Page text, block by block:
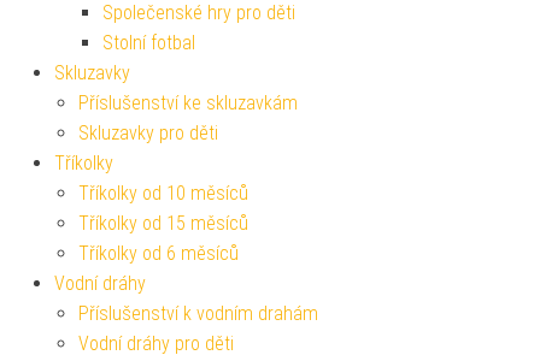
Společenské hry pro děti
Stolní fotbal
Skluzavky
Příslušenství ke skluzavkám
Skluzavky pro děti
Tříkolky
Tříkolky od 10 měsíců
Tříkolky od 15 měsíců
Tříkolky od 6 měsíců
Vodní dráhy
Příslušenství k vodním drahám
Vodní dráhy pro děti